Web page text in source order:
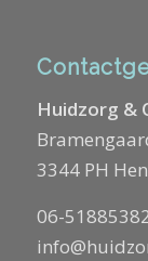
Huidzorg &
3344 PH
06-